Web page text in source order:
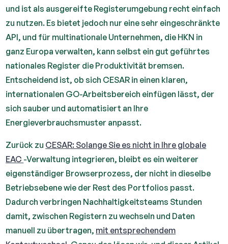
und ist als ausgereifte Registerumgebung recht einfach
zu nutzen. Es bietet jedoch nur eine sehr eingeschränkte
API, und für multinationale Unternehmen, die HKN in
ganz Europa verwalten, kann selbst ein gut geführtes
nationales Register die Produktivität bremsen.
Entscheidend ist, ob sich CESAR in einen klaren,
internationalen GO-Arbeitsbereich einfügen lässt, der
sich sauber und automatisiert an Ihre
Energieverbrauchsmuster anpasst.
Zurück zu CESAR: Solange Sie es nicht in Ihre globale
EAC -Verwaltung integrieren, bleibt es ein weiterer
eigenständiger Browserprozess, der nicht in dieselbe
Betriebsebene wie der Rest des Portfolios passt.
Dadurch verbringen Nachhaltigkeitsteams Stunden
damit, zwischen Registern zu wechseln und Daten
manuell zu übertragen, mit entsprechendem